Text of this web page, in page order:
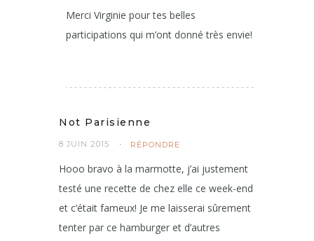
Merci Virginie pour tes belles
participations qui m’ont donné très envie!
Not Parisienne
8 JUIN 2015 RÉPONDRE
Hooo bravo à la marmotte, j’ai justement
testé une recette de chez elle ce week-end
et c’était fameux! Je me laisserai sûrement
tenter par ce hamburger et d’autres